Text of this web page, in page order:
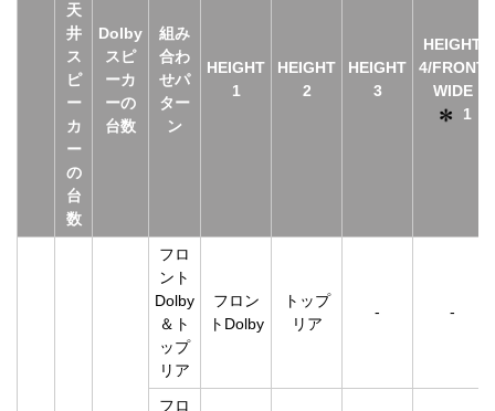
天
井
ス
ピ
ー
カ
ー
の
台
数
Dolby
スピ
ーカ
ーの
台数
組み
合わ
せパ
ター
ン
HEIGHT
1
HEIGHT
2
HEIGHT
3
HEIGHT
4/FRONT
WIDE
1
フロ
ント
Dolby
＆ト
ップ
リア
フロン
トDolby
トップ
リア
- -
フロ